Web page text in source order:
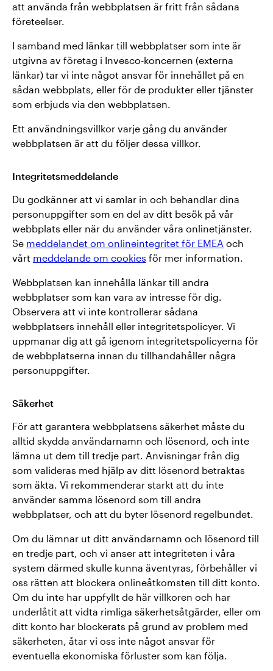
att använda från webbplatsen är fritt från sådana
företeelser.
I samband med länkar till webbplatser som inte är
utgivna av företag i Invesco-koncernen (externa
länkar) tar vi inte något ansvar för innehållet på en
sådan webbplats, eller för de produkter eller tjänster
som erbjuds via den webbplatsen.
Ett användningsvillkor varje gång du använder
webbplatsen är att du följer dessa villkor.
Integritetsmeddelande
Du godkänner att vi samlar in och behandlar dina
personuppgifter som en del av ditt besök på vår
webbplats eller när du använder våra onlinetjänster.
Se meddelandet om onlineintegritet för EMEA och
vårt meddelande om cookies för mer information.
Webbplatsen kan innehålla länkar till andra
webbplatser som kan vara av intresse för dig.
Observera att vi inte kontrollerar sådana
webbplatsers innehåll eller integritetspolicyer. Vi
uppmanar dig att gå igenom integritetspolicyerna för
de webbplatserna innan du tillhandahåller några
personuppgifter.
Säkerhet
För att garantera webbplatsens säkerhet måste du
alltid skydda användarnamn och lösenord, och inte
lämna ut dem till tredje part. Anvisningar från dig
som valideras med hjälp av ditt lösenord betraktas
som äkta. Vi rekommenderar starkt att du inte
använder samma lösenord som till andra
webbplatser, och att du byter lösenord regelbundet.
Om du lämnar ut ditt användarnamn och lösenord till
en tredje part, och vi anser att integriteten i våra
system därmed skulle kunna äventyras, förbehåller vi
oss rätten att blockera onlineåtkomsten till ditt konto.
Om du inte har uppfyllt de här villkoren och har
underlåtit att vidta rimliga säkerhetsåtgärder, eller om
ditt konto har blockerats på grund av problem med
säkerheten, åtar vi oss inte något ansvar för
eventuella ekonomiska förluster som kan följa.